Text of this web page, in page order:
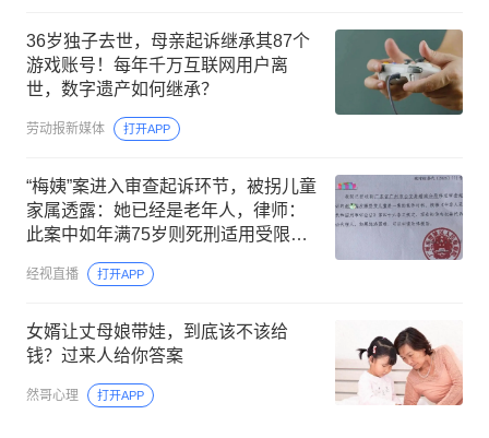
36岁独子去世，母亲起诉继承其87个
游戏账号！每年千万互联网用户离
世，数字遗产如何继承？
劳动报新媒体 打开APP
“梅姨”案进入审查起诉环节，被拐儿童
家属透露：她已经是老年人，律师：
此案中如年满75岁则死刑适用受限，
“特别残忍手段致人死亡”除外
经视直播 打开APP
女婿让丈母娘带娃，到底该不该给
钱？过来人给你答案
然哥心理 打开APP